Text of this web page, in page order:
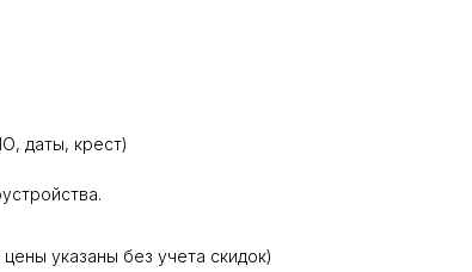
даты, крест)
указаны без учета скидок)